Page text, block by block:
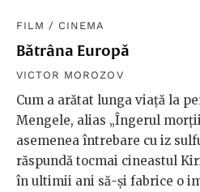
FILM / CINEMA
Bătrâna Europă
VICTOR MOROZOV
Cum a arătat lunga viață la
Mengele, alias „Îngerul
asemenea întrebare cu iz
răspundă tocmai cineastul
în ultimii ani să-și fabrice o